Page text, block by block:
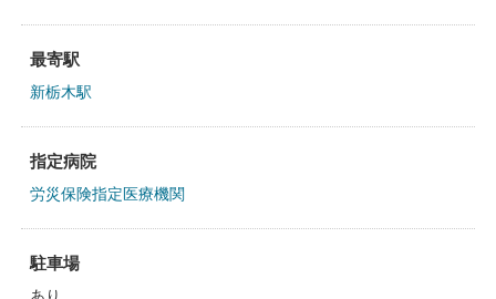
最寄駅
新栃木駅
指定病院
労災保険指定医療機関
駐車場